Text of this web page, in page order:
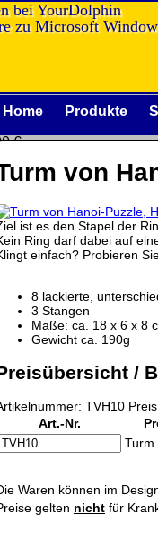
von
ist es den Stapel der
Ring darf dabei auf
einfach? Probieren
8 lackierte,
3 Stangen
Maße: ca. 18 x 6 x 8
Gewicht ca. 190g
/
TVH10
Art.-Nr.
Turm
Waren können im
gelten nicht für
Home Produkte
zu Microsoft
€
€
(inkl.
€
(inkl.
€
per
einen
/
Sie
.
[] []